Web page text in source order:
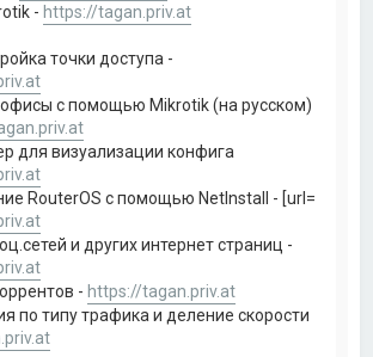
- https://tagan.priv.at
точки доступа -
с помощью Mikrotik (на русском)
для визуализации конфига
RouterOS с помощью NetInstall - [url=
и других интернет страниц -
- https://tagan.priv.at
по типу трафика и деление скорости